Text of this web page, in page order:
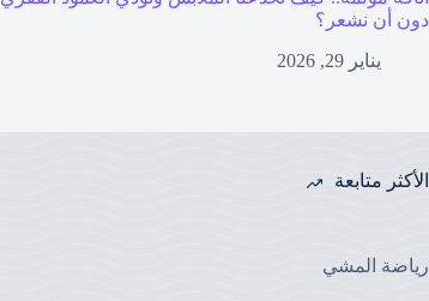
دون أن نشعر؟
يناير 29, 2026
الأكثر متابعة
رياضة المشي